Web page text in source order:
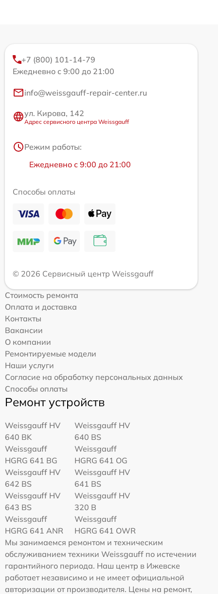
+7 (800) 101-14-79
Ежедневно с 9:00 до 21:00
info@weissgauff-repair-center.ru
ул. Кирова, 142
Адрес сервисного центра Weissgauff
Режим работы:
Ежедневно с 9:00 до 21:00
Способы оплаты
© 2026 Сервисный центр Weissgauff
Стоимость ремонта
Оплата и доставка
Контакты
Вакансии
О компании
Ремонтируемые модели
Наши услуги
Согласие на обработку персональных данных
Способы оплаты
Ремонт устройств
Weissgauff HV
640 BK
Weissgauff HV
640 BS
Weissgauff
HGRG 641 BG
Weissgauff
HGRG 641 OG
Weissgauff HV
642 BS
Weissgauff HV
641 BS
Weissgauff HV
643 BS
Weissgauff HV
320 B
Weissgauff
HGRG 641 ANR
Weissgauff
HGRG 641 OWR
Мы занимаемся ремонтом и техническим
обслуживанием техники Weissgauff по истечении
гарантийного периода. Наш центр в Ижевске
работает независимо и не имеет официальной
авторизации от производителя. Цены на ремонт,